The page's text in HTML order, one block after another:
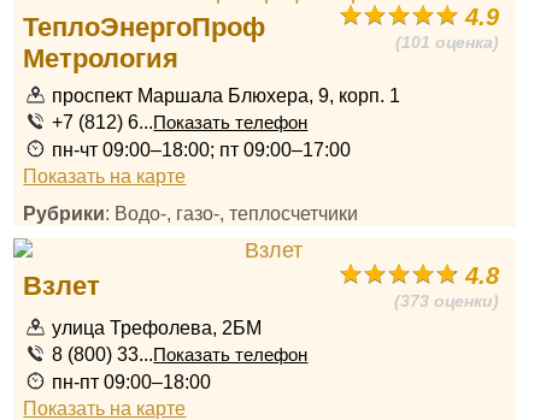
4.9
(101 оценка)
ТеплоЭнергоПроф
Метрология
проспект Маршала Блюхера, 9, корп. 1
+7 (812) 6...Показать телефон
пн-чт 09:00–18:00; пт 09:00–17:00
Показать на карте
Рубрики: Водо-, газо-, теплосчетчики
4.8
(373 оценки)
Взлет
улица Трефолева, 2БМ
8 (800) 33...Показать телефон
пн-пт 09:00–18:00
Показать на карте